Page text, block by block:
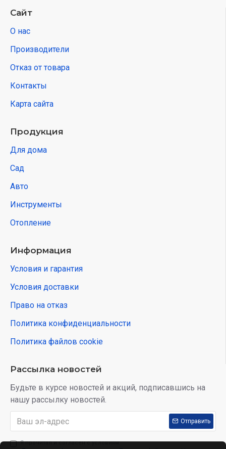
Сайт
О нас
Производители
Отказ от товара
Контакты
Карта сайта
Продукция
Для дома
Сад
Авто
Инструменты
Отопление
Информация
Условия и гарантия
Условия доставки
Право на отказ
Политика конфиденциальности
Политика файлов cookie
Рассылка новостей
Будьте в курсе новостей и акций, подписавшись на
нашу рассылку новостей.
Отправить
Я прочитал и согласен с условиям: